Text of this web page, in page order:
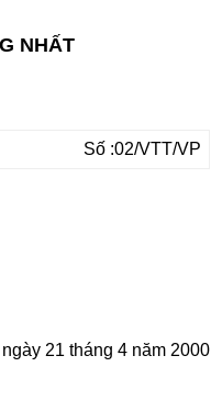
NHẤT
Số :02/VTT/VP
21 tháng 4 năm 2000